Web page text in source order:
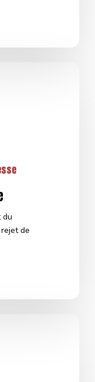
du
de